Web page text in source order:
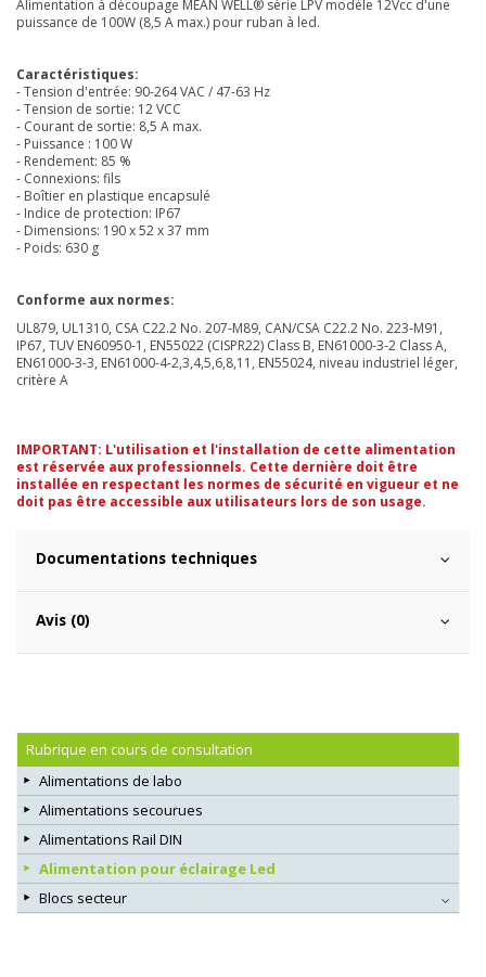
Alimentation à découpage MEAN WELL® série LPV modèle 12Vcc d'une
puissance de 100W (8,5 A max.) pour ruban à led.
Caractéristiques:
- Tension d'entrée: 90-264 VAC / 47-63 Hz
- Tension de sortie: 12 VCC
- Courant de sortie: 8,5 A max.
- Puissance : 100 W
- Rendement: 85 %
- Connexions: fils
- Boîtier en plastique encapsulé
- Indice de protection: IP67
- Dimensions: 190 x 52 x 37 mm
- Poids: 630 g
Conforme aux normes:
UL879, UL1310, CSA C22.2 No. 207-M89, CAN/CSA C22.2 No. 223-M91,
IP67, TUV EN60950-1, EN55022 (CISPR22) Class B, EN61000-3-2 Class A,
EN61000-3-3, EN61000-4-2,3,4,5,6,8,11, EN55024, niveau industriel léger,
critère A
IMPORTANT: L'utilisation et l'installation de cette alimentation
est réservée aux professionnels. Cette dernière doit être
installée en respectant les normes de sécurité en vigueur et ne
doit pas être accessible aux utilisateurs lors de son usage.
Documentations techniques
Avis (0)
Rubrique en cours de consultation
Alimentations de labo
Alimentations secourues
Alimentations Rail DIN
Alimentation pour éclairage Led
Blocs secteur